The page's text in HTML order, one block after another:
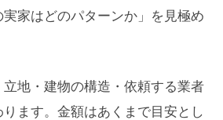
家はどのパターンか」を見極め
地・建物の構造・依頼する業者
ます。金額はあくまで目安とし